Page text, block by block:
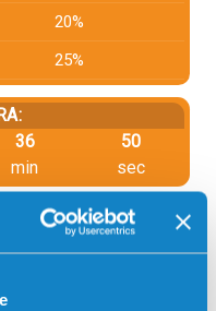
20%
25%
36
min
49
sec
CON: